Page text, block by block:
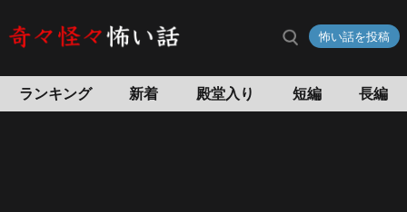
怖い話を投稿
ランキング 新着 殿堂入り 短編 長編